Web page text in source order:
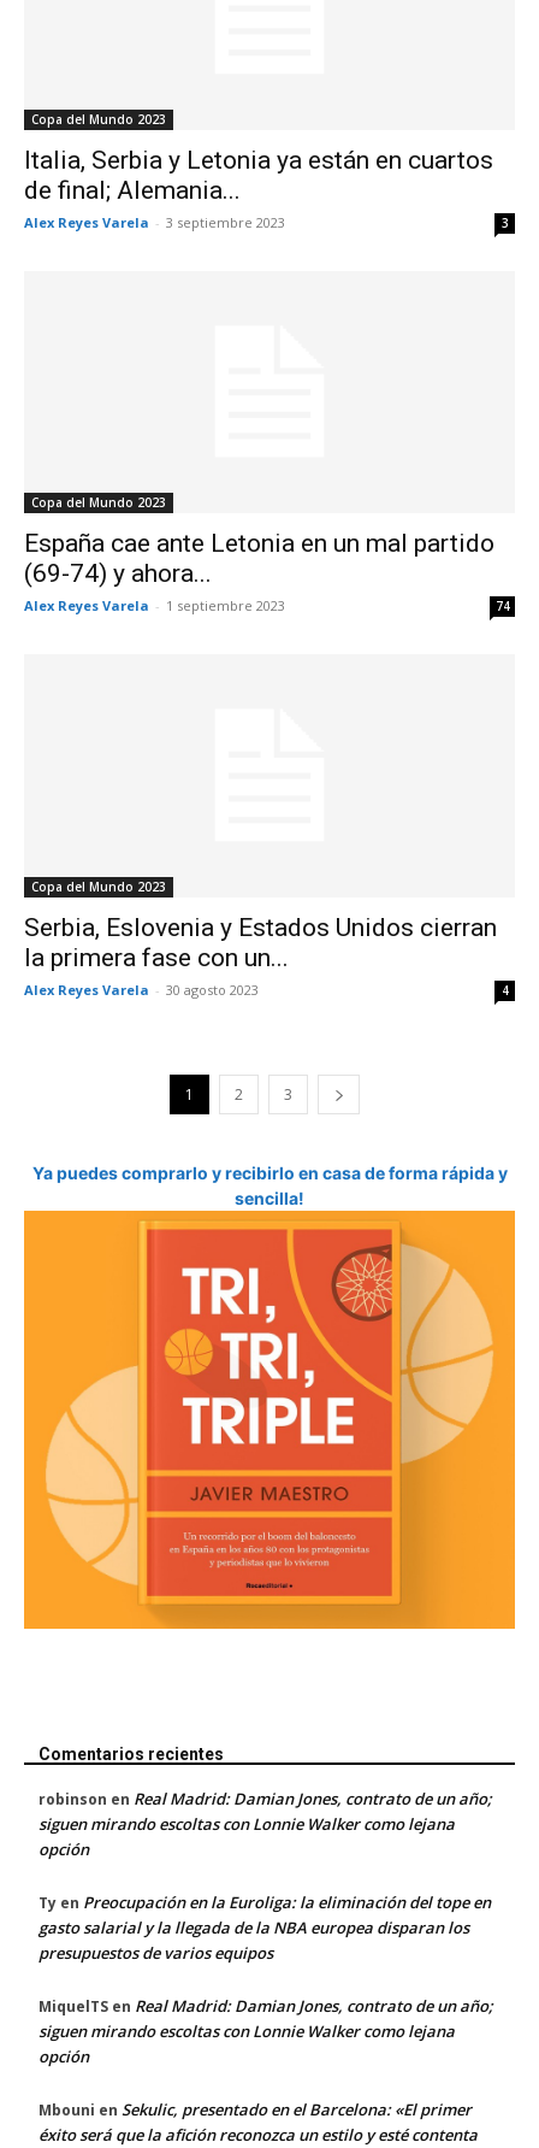
Copa del Mundo 2023
Italia, Serbia y Letonia ya están en cuartos
de final; Alemania...
Alex Reyes Varela - 3 septiembre 2023 3
Copa del Mundo 2023
España cae ante Letonia en un mal partido
(69-74) y ahora...
Alex Reyes Varela - 1 septiembre 2023 74
Copa del Mundo 2023
Serbia, Eslovenia y Estados Unidos cierran
la primera fase con un...
Alex Reyes Varela - 30 agosto 2023 4
1 2 3
Ya puedes comprarlo y recibirlo en casa de forma rápida y
sencilla!
Comentarios recientes
robinson en Real Madrid: Damian Jones, contrato de un año;
siguen mirando escoltas con Lonnie Walker como lejana
opción
Ty en Preocupación en la Euroliga: la eliminación del tope en
gasto salarial y la llegada de la NBA europea disparan los
presupuestos de varios equipos
MiquelTS en Real Madrid: Damian Jones, contrato de un año;
siguen mirando escoltas con Lonnie Walker como lejana
opción
Mbouni en Sekulic, presentado en el Barcelona: «El primer
éxito será que la afición reconozca un estilo y esté contenta